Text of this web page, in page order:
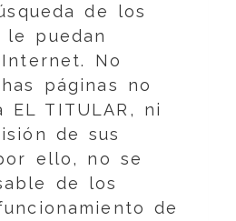
de los
le puedan
No
páginas no
TITULAR, ni
de sus
ello, no se
de los
de